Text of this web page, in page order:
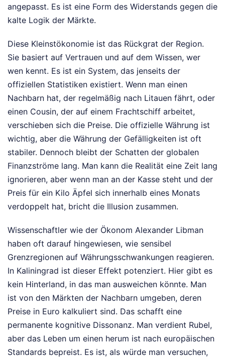
angepasst. Es ist eine Form des Widerstands gegen die
kalte Logik der Märkte.
Diese Kleinstökonomie ist das Rückgrat der Region.
Sie basiert auf Vertrauen und auf dem Wissen, wer
wen kennt. Es ist ein System, das jenseits der
offiziellen Statistiken existiert. Wenn man einen
Nachbarn hat, der regelmäßig nach Litauen fährt, oder
einen Cousin, der auf einem Frachtschiff arbeitet,
verschieben sich die Preise. Die offizielle Währung ist
wichtig, aber die Währung der Gefälligkeiten ist oft
stabiler. Dennoch bleibt der Schatten der globalen
Finanzströme lang. Man kann die Realität eine Zeit lang
ignorieren, aber wenn man an der Kasse steht und der
Preis für ein Kilo Äpfel sich innerhalb eines Monats
verdoppelt hat, bricht die Illusion zusammen.
Wissenschaftler wie der Ökonom Alexander Libman
haben oft darauf hingewiesen, wie sensibel
Grenzregionen auf Währungsschwankungen reagieren.
In Kaliningrad ist dieser Effekt potenziert. Hier gibt es
kein Hinterland, in das man ausweichen könnte. Man
ist von den Märkten der Nachbarn umgeben, deren
Preise in Euro kalkuliert sind. Das schafft eine
permanente kognitive Dissonanz. Man verdient Rubel,
aber das Leben um einen herum ist nach europäischen
Standards bepreist. Es ist, als würde man versuchen,